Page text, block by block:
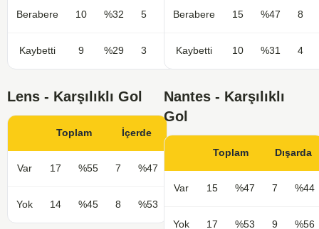
Berabere 10 %32 5 %33
Kaybetti 9 %29 3 %20
Berabere 15 %47 8
Kaybetti 10 %31 4
Lens - Karşılıklı Gol
Toplam İçerde
Var 17 %55 7 %47
Yok 14 %45 8 %53
Nantes - Karşılıklı
Gol
Toplam Dışarda
Var 15 %47 7 %44
Yok 17 %53 9 %56